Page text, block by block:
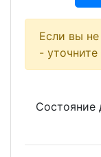
Если вы
-
Состояние